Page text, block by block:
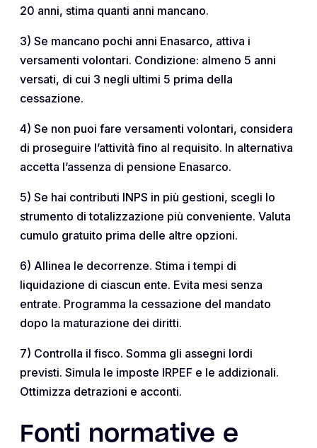
20 anni, stima quanti anni mancano.
3) Se mancano pochi anni Enasarco, attiva i
versamenti volontari. Condizione: almeno 5 anni
versati, di cui 3 negli ultimi 5 prima della
cessazione.
4) Se non puoi fare versamenti volontari, considera
di proseguire l’attività fino al requisito. In alternativa
accetta l’assenza di pensione Enasarco.
5) Se hai contributi INPS in più gestioni, scegli lo
strumento di totalizzazione più conveniente. Valuta
cumulo gratuito prima delle altre opzioni.
6) Allinea le decorrenze. Stima i tempi di
liquidazione di ciascun ente. Evita mesi senza
entrate. Programma la cessazione del mandato
dopo la maturazione dei diritti.
7) Controlla il fisco. Somma gli assegni lordi
previsti. Simula le imposte IRPEF e le addizionali.
Ottimizza detrazioni e acconti.
Fonti normative e